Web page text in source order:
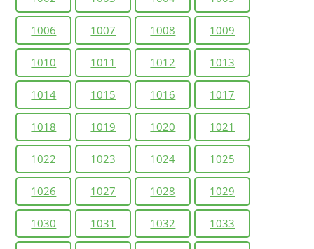
1006 1007 1008 1009
1010 1011 1012 1013
1014 1015 1016 1017
1018 1019 1020 1021
1022 1023 1024 1025
1026 1027 1028 1029
1030 1031 1032 1033